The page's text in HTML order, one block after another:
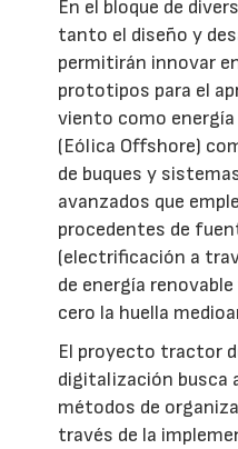
En el bloque de
tanto el diseño y
permitirán innovar
prototipos para el
viento como
(Eólica Offshore)
de buques y
avanzados que
procedentes de
(electrificación a
de energía
cero la huella
El proyecto tractor
digitalización busca
métodos de
través de la